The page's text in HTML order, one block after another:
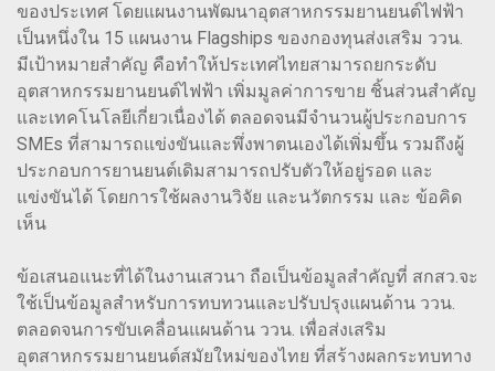
ของประเทศ โดยแผนงานพัฒนาอุตสาหกรรมยานยนต์ไฟฟ้า
เป็นหนึ่งใน 15 แผนงาน Flagships ของกองทุนส่งเสริม ววน.
มีเป้าหมายสำคัญ คือทำให้ประเทศไทยสามารถยกระดับ
อุตสาหกรรมยานยนต์ไฟฟ้า เพิ่มมูลค่าการขาย ชิ้นส่วนสำคัญ
และเทคโนโลยีเกี่ยวเนื่องได้ ตลอดจนมีจำนวนผู้ประกอบการ
SMEs ที่สามารถแข่งขันและพึ่งพาตนเองได้เพิ่มขึ้น รวมถึงผู้
ประกอบการยานยนต์เดิมสามารถปรับตัวให้อยู่รอด และ
แข่งขันได้ โดยการใช้ผลงานวิจัย และนวัตกรรม และ ข้อคิด
เห็น
ข้อเสนอแนะที่ได้ในงานเสวนา ถือเป็นข้อมูลสำคัญที่ สกสว.จะ
ใช้เป็นข้อมูลสำหรับการทบทวนและปรับปรุงแผนด้าน ววน.
ตลอดจนการขับเคลื่อนแผนด้าน ววน. เพื่อส่งเสริม
อุตสาหกรรมยานยนต์สมัยใหม่ของไทย ที่สร้างผลกระทบทาง